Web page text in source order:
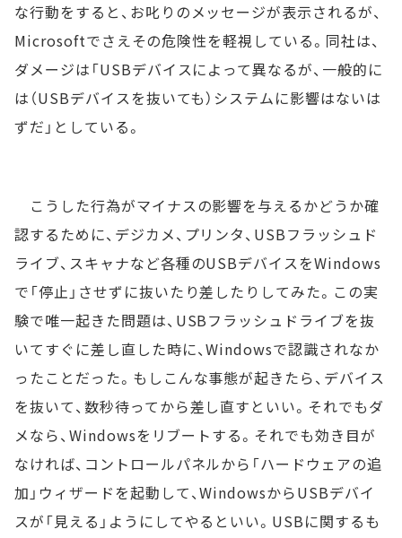
な行動をすると、お叱りのメッセージが表示されるが、
Microsoftでさえその危険性を軽視している。同社は、
ダメージは「USBデバイスによって異なるが、一般的に
は（USBデバイスを抜いても）システムに影響はないは
ずだ」としている。
こうした行為がマイナスの影響を与えるかどうか確
認するために、デジカメ、プリンタ、USBフラッシュド
ライブ、スキャナなど各種のUSBデバイスをWindows
で「停止」させずに抜いたり差したりしてみた。この実
験で唯一起きた問題は、USBフラッシュドライブを抜
いてすぐに差し直した時に、Windowsで認識されなか
ったことだった。もしこんな事態が起きたら、デバイス
を抜いて、数秒待ってから差し直すといい。それでもダ
メなら、Windowsをリブートする。それでも効き目が
なければ、コントロールパネルから「ハードウェアの追
加」ウィザードを起動して、WindowsからUSBデバイ
スが「見える」ようにしてやるといい。USBに関するも